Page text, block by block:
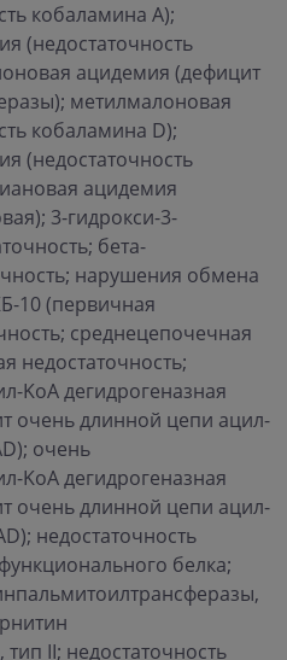
кобаламина А);
(недостаточность
ацидемия (дефицит
метилмалоновая
кобаламина D);
(недостаточность
ацидемия
3-гидрокси-3-
бета-
нарушения обмена
10 (первичная
среднецепочечная
недостаточность;
KоА дегидрогеназная
очень длинной цепи ацил-
очень
KоА дегидрогеназная
очень длинной цепи ацил-
недостаточность
белка;
II; недостаточность